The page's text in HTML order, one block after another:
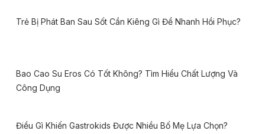
Trẻ Bị Phát Ban Sau Sốt Cần Kiêng Gì Để Nhanh Hồi Phục?
Bao Cao Su Eros Có Tốt Không? Tìm Hiểu Chất Lượng Và
Công Dụng
Điều Gì Khiến Gastrokids Được Nhiều Bố Mẹ Lựa Chọn?